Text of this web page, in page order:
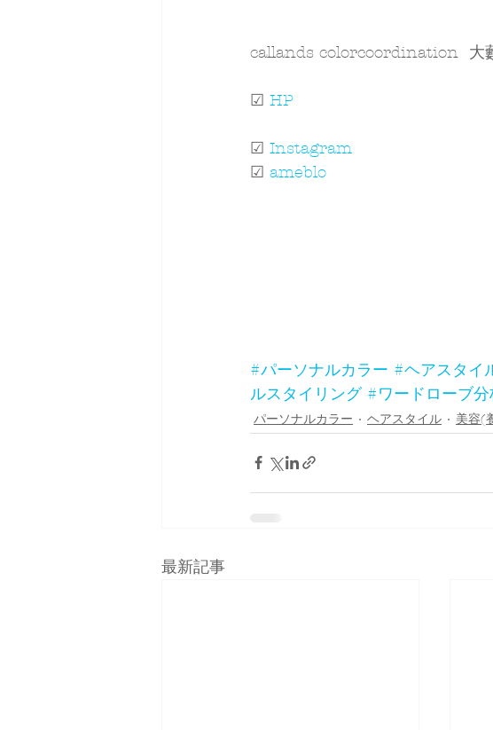
callands colorcoordination  大
☑ HP
☑ Instagram
☑ ameblo
#パーソナルカラー #ヘアスタイ
ルスタイリング #ワードローブ
パーソナルカラー ヘアスタイル 美容(
最新記事